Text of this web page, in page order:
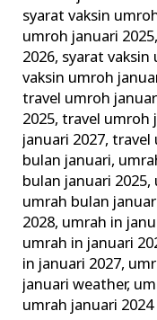
syarat vaksin
umroh januari 2025,
2026, syarat vaksin
vaksin umroh
travel umroh
2025,travel umroh
januari 2027,travel
bulan januari,
bulan januari 2025,
umrah bulan
2028, umrah in
umrah in januari
in januari 2027,
januari weather,
umrah januari